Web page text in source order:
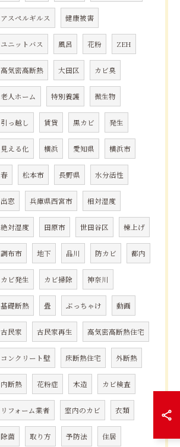
アスペルギルス 健康被害
ユニットバス 風呂 花粉 ZEH
高気密高断熱 大田区 カビ臭
老人ホーム 特別養護 微生物
引っ越し 賃貸 黒カビ 発生
見える化 横浜 愛知県 横浜市
春 松本市 長野県 水分活性
出窓 兵庫県西宮市 相対湿度
絶対湿度 田原市 世田谷区 棟上げ
調布市 地下 品川 防カビ 都内
カビ発生 カビ掃除 神奈川
基礎断熱 畳 ぶっちゃけ 動画
古民家 古民家再生 高気密高断熱住宅
コンクリート壁 床断熱住宅 外断熱
内断熱 花粉症 木造 カビ検査
リフォーム業者 室内のカビ 衣類
除菌 取り方 予防法 住居